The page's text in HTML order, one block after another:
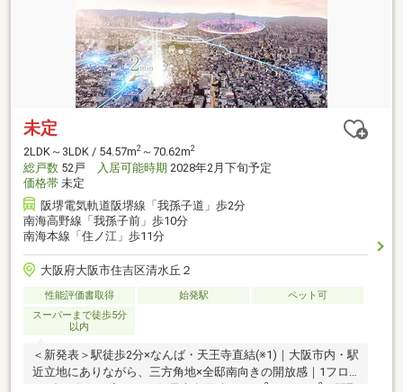
未定
2LDK～3LDK / 54.57m2 ～70.62m2
総戸数 52戸 入居可能時期 2028年2月下旬予定
価格帯 未定
阪堺電気軌道阪堺線「我孫子道」歩2分
南海高野線「我孫子前」歩10分
南海本線「住ノ江」歩11分
大阪府大阪市住吉区清水丘２
性能評価書取得 始発駅
ペット可
スーパーまで徒歩5分
以内
＜新発表＞駅徒歩2分×なんば・天王寺直結(※1)｜大阪市内・駅
近立地にありながら、三方角地×全邸南向きの開放感｜1フロ
2 2